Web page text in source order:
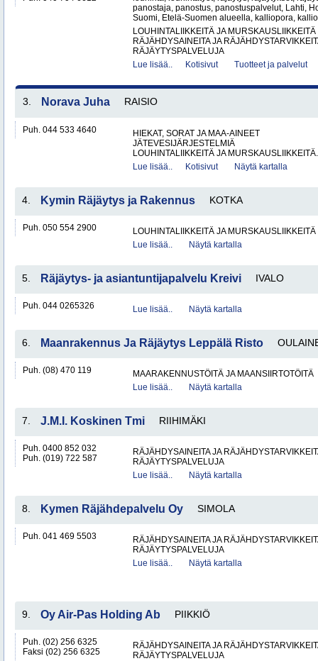
panostaja, panostus, panostuspalvelut, Lahti,
Suomi, Etelä-Suomen alueella, kalliopora,
LOUHINTALIIKKEITÄ JA MURSKAUSLIIKKEITÄ
RÄJÄHDYSAINEITA JA
RÄJÄYTYSPALVELUJA
Lue lisää..
Kotisivut Tuotteet ja palvelut
3. Norava Juha RAISIO
Puh. 044 533 4640
HIEKAT, SORAT JA MAA-AINEET
JÄTEVESIJÄRJESTELMIÄ
LOUHINTALIIKKEITÄ JA
Lue lisää..
Kotisivut Näytä kartalla
4. Kymin Räjäytys ja Rakennus KOTKA
Puh. 050 554 2900
LOUHINTALIIKKEITÄ JA MURSKAUSLIIKKEITÄ
Lue lisää..
Näytä kartalla
5. Räjäytys- ja asiantuntijapalvelu Kreivi IVALO
Puh. 044 0265326 Lue lisää.. Näytä kartalla
6. Maanrakennus Ja Räjäytys Leppälä Risto
Puh. (08) 470 119
MAARAKENNUSTÖITÄ JA MAANSIIRTOTÖITÄ
Lue lisää..
Näytä kartalla
7. J.M.I. Koskinen Tmi RIIHIMÄKI
Puh. 0400 852 032
Puh. (019) 722 587
RÄJÄHDYSAINEITA JA
RÄJÄYTYSPALVELUJA
Lue lisää..
Näytä kartalla
8. Kymen Räjähdepalvelu Oy SIMOLA
Puh. 041 469 5503
RÄJÄHDYSAINEITA JA
RÄJÄYTYSPALVELUJA
Lue lisää..
Näytä kartalla
9. Oy Air-Pas Holding Ab PIIKKIÖ
Puh. (02) 256 6325
Faksi (02) 256 6325
RÄJÄHDYSAINEITA JA
RÄJÄYTYSPALVELUJA